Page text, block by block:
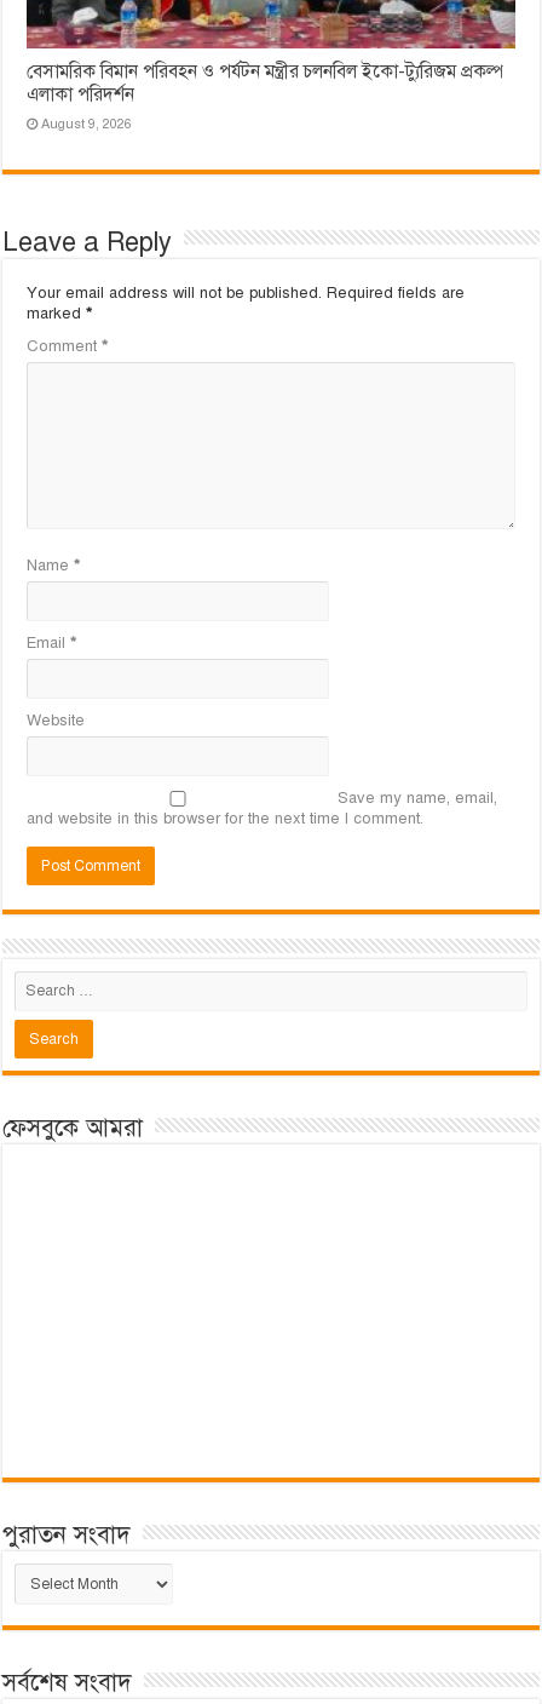
বেসামরিক বিমান পরিবহন ও পর্যটন মন্ত্রীর চলনবিল ইকো-ট্যুরিজম প্রকল্প
এলাকা পরিদর্শন
August 9, 2026
Leave a Reply
Your email address will not be published. Required fields are
marked*
Comment*
Name*
Email*
Website
Save my name, email,
and website in this browser for the next time I comment.
ফেসবুকে আমরা
পুরাতন সংবাদ
পুরাতন
সংবাদ
সর্বশেষ সংবাদ